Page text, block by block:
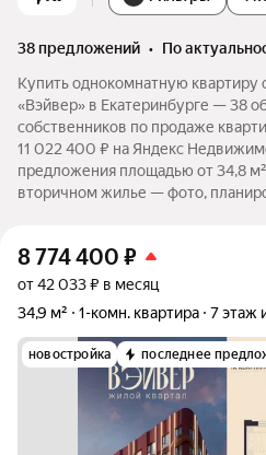
38 предложений •
по
Купить однокомнатную квартиру
«Вэйвер» в Екатеринбурге — 38
собственников по продаже
11 022 400 ₽ на Яндекс
предложения площадью от 34,8
вторичном жилье — фото,
8 774 400 ₽
от 42 033 ₽ в месяц
34,9 м²
1-комн. квартира 7 этаж
новостройка последнее